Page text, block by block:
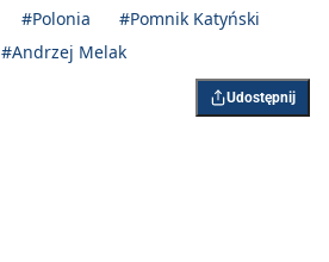
#Polonia
#Pomnik Katyński
#Andrzej Melak
Udostępnij